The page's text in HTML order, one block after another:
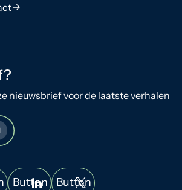
nieuwsbrief voor de laatste verhalen
Button Button